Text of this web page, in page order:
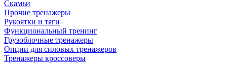
Скамьи
Прочие тренажеры
Рукоятки и тяги
Функциональный тренинг
Грузоблочные тренажеры
Опции для силовых тренажеров
Тренажеры кроссоверы